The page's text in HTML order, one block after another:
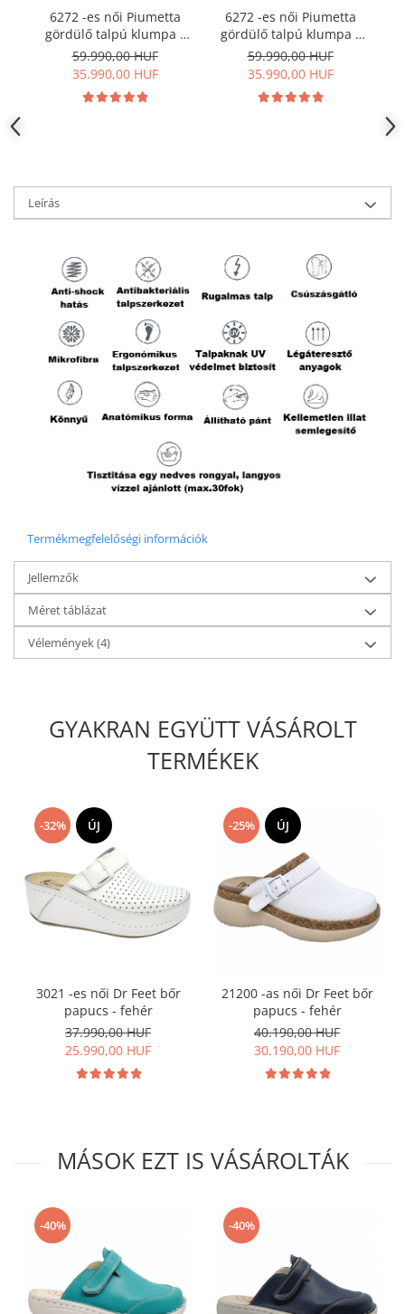
6272 -es női Piumetta
gördülő talpú klumpa -
türkíz zöld
59.990,00 HUF
35.990,00 HUF
6272 -es női Piumetta
gördülő talpú klumpa -
sötét kék
59.990,00 HUF
35.990,00 HUF
Leírás
Termékmegfelelőségi információk
Jellemzők
Méret táblázat
Vélemények(4)
GYAKRAN EGYÜTT VÁSÁROLT
TERMÉKEK
-32% ÚJ
3021 -es női Dr Feet bőr
papucs - fehér
37.990,00 HUF
25.990,00 HUF
-25% ÚJ
21200 -as női Dr Feet bőr
papucs - fehér
40.190,00 HUF
30.190,00 HUF
MÁSOK EZT IS VÁSÁROLTÁK
-40% -40%